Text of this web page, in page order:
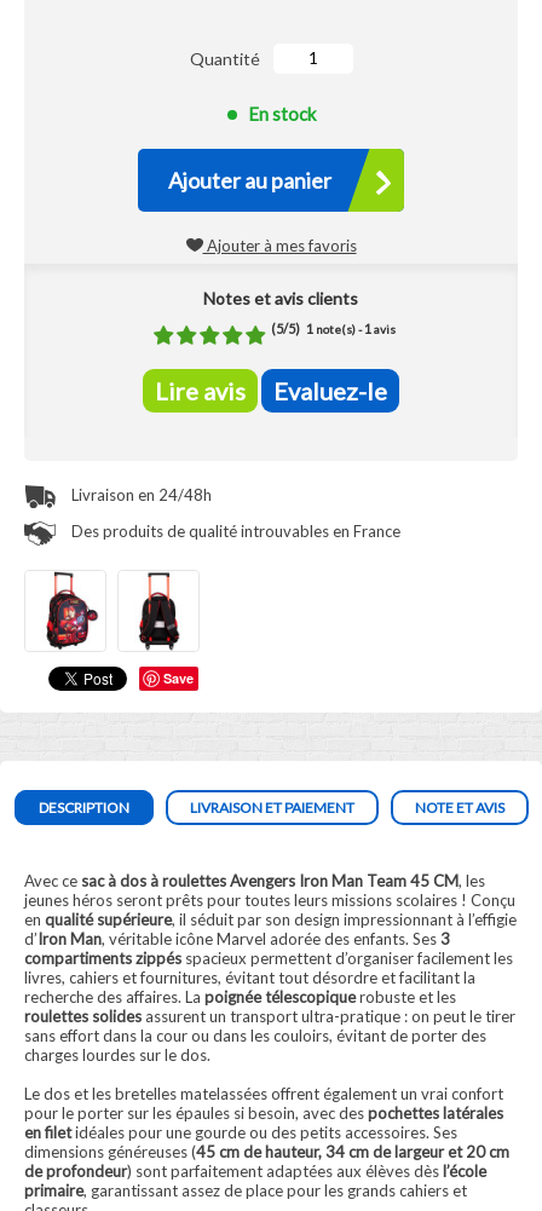
Save
Quantité
En stock
Ajouter au panier
Ajouter à mes favoris
Notes et avis clients
(5/5) 1note(s) -1avis
Lire avis Evaluez-le
Livraison en 24/48h
Des produits de qualité introuvables en France
DESCRIPTION LIVRAISON ET PAIEMENT NOTE ET AVIS
Avec ce sac à dos à roulettes Avengers Iron Man Team 45 CM, les
jeunes héros seront prêts pour toutes leurs missions scolaires ! Conçu
en qualité supérieure, il séduit par son design impressionnant à l’effigie
d’Iron Man, véritable icône Marvel adorée des enfants. Ses3
compartiments zippés spacieux permettent d’organiser facilement les
livres, cahiers et fournitures, évitant tout désordre et facilitant la
recherche des affaires. La poignée télescopiquerobuste et les
roulettes solides assurent un transport ultra-pratique : on peut le tirer
sans effort dans la cour ou dans les couloirs, évitant de porter des
charges lourdes sur le dos.
Le dos et les bretelles matelassées offrent également un vrai confort
pour le porter sur les épaules si besoin, avec despochettes latérales
en filetidéales pour une gourde ou des petits accessoires. Ses
dimensions généreuses (45 cm de hauteur, 34 cm de largeur et 20 cm
de profondeur) sont parfaitement adaptées aux élèves dès l’école
primaire, garantissant assez de place pour les grands cahiers et